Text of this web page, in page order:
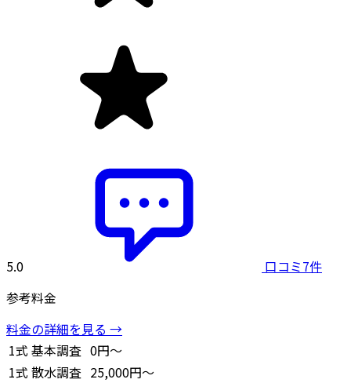
5.0
口コミ7件
参考料金
料金の詳細を見る →
1式 基本調査 0円～
1式 散水調査 25,000円～